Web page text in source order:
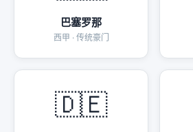
巴塞罗那
西甲 · 传统豪门
🇩🇪